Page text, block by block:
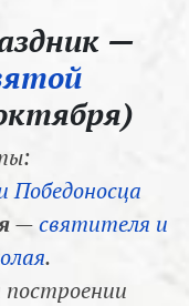
—
Победоносца
—святителя и
.